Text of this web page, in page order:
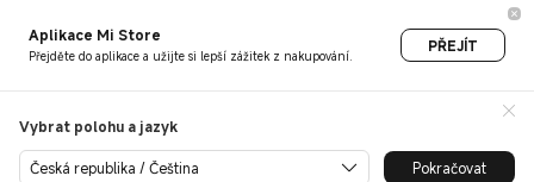
Aplikace Mi Store
Přejděte do aplikace a užijte si lepší zážitek z nakupování.
PŘEJÍT
Vybrat polohu a jazyk
Česká republika / Čeština Pokračovat